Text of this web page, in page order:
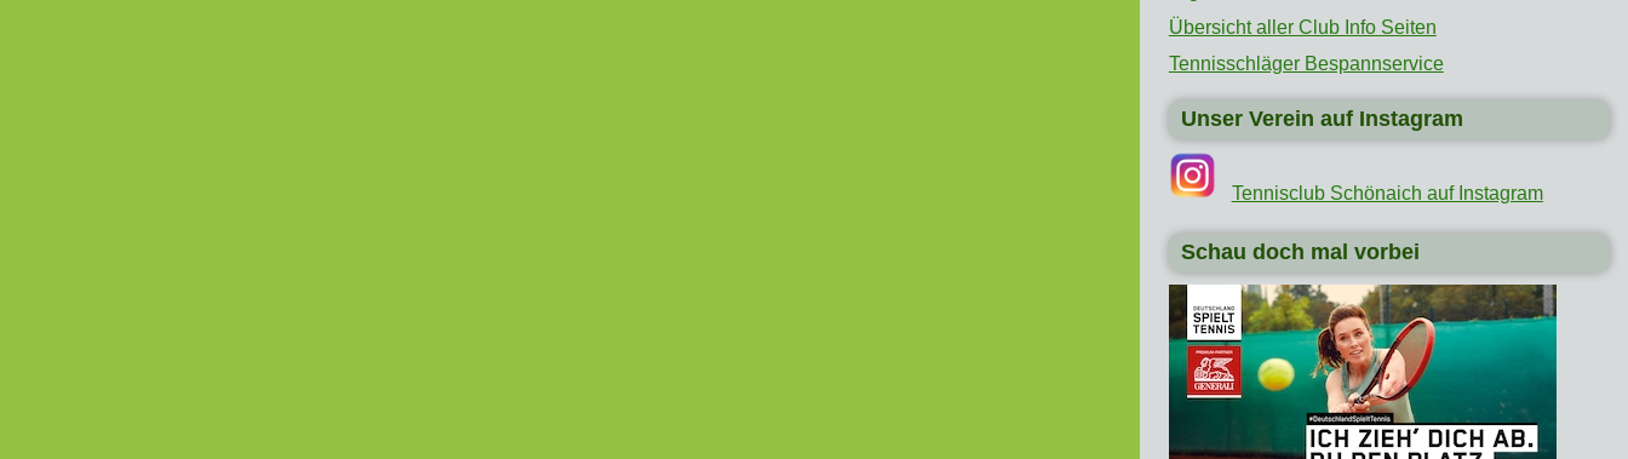
Übersicht aller Club Info Seiten
Tennisschläger Bespannservice
Unser Verein auf Instagram
Tennisclub Schönaich auf Instagram
Schau doch mal vorbei